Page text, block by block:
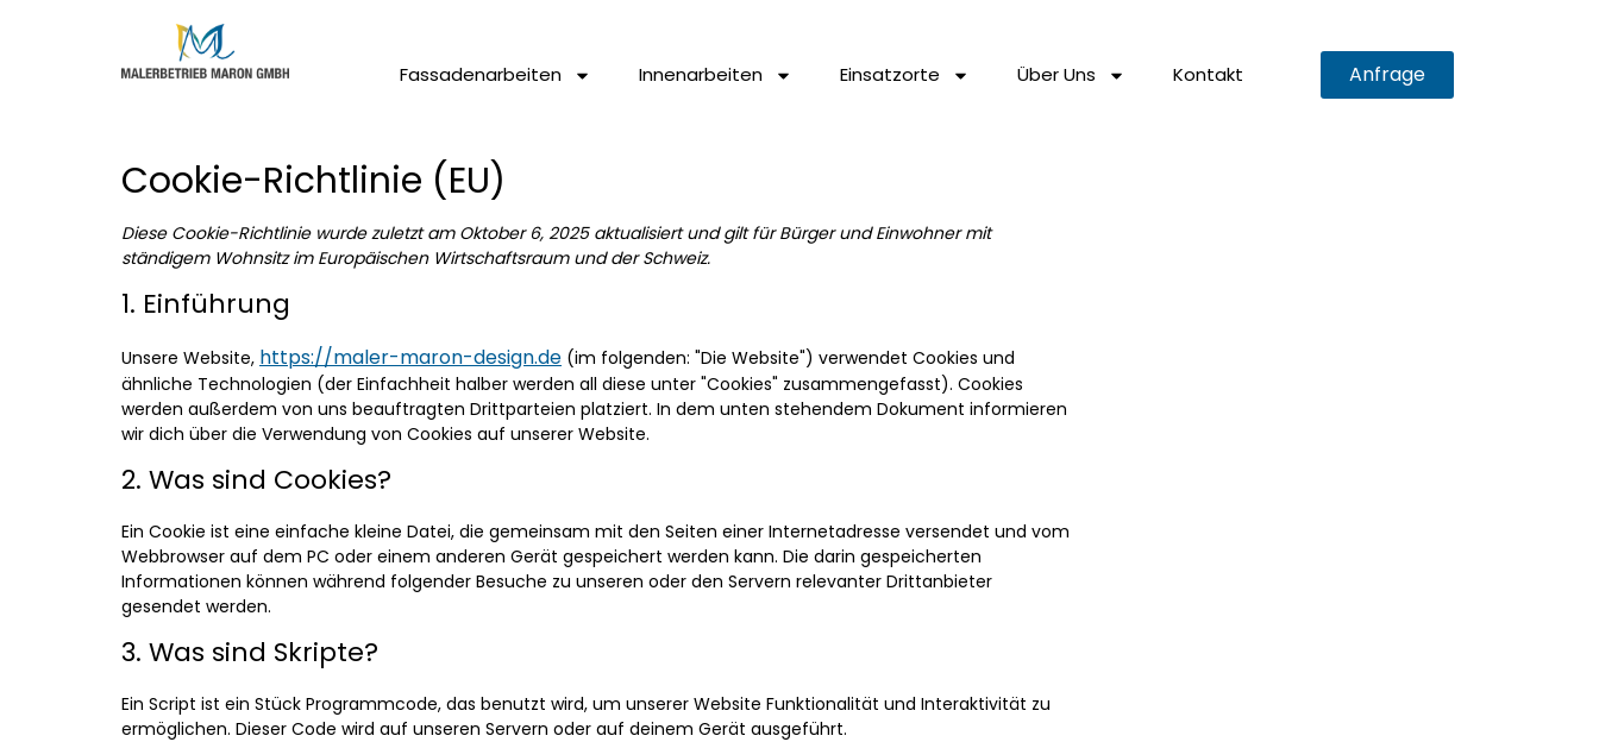
Fassadenarbeiten Innenarbeiten Einsatzorte Über Uns Kontakt Anfrage
Cookie-Richtlinie (EU)
Diese Cookie-Richtlinie wurde zuletzt am Oktober 6, 2025 aktualisiert und gilt für Bürger und Einwohner mit
ständigem Wohnsitz im Europäischen Wirtschaftsraum und der Schweiz.
1. Einführung
Unsere Website, https://maler-maron-design.de (im folgenden: "Die Website") verwendet Cookies und
ähnliche Technologien (der Einfachheit halber werden all diese unter "Cookies" zusammengefasst). Cookies
werden außerdem von uns beauftragten Drittparteien platziert. In dem unten stehendem Dokument informieren
wir dich über die Verwendung von Cookies auf unserer Website.
2. Was sind Cookies?
Ein Cookie ist eine einfache kleine Datei, die gemeinsam mit den Seiten einer Internetadresse versendet und vom
Webbrowser auf dem PC oder einem anderen Gerät gespeichert werden kann. Die darin gespeicherten
Informationen können während folgender Besuche zu unseren oder den Servern relevanter Drittanbieter
gesendet werden.
3. Was sind Skripte?
Ein Script ist ein Stück Programmcode, das benutzt wird, um unserer Website Funktionalität und Interaktivität zu
ermöglichen. Dieser Code wird auf unseren Servern oder auf deinem Gerät ausgeführt.